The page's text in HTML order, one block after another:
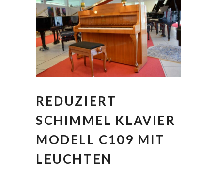
REDUZIERT
SCHIMMEL KLAVIER
MODELL C109 MIT
LEUCHTEN